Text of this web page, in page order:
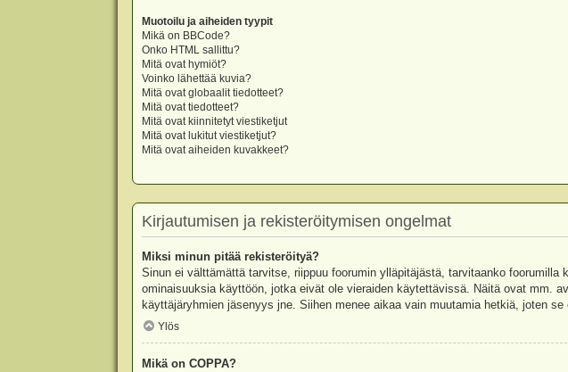
Muotoilu ja aiheiden tyypit
Mikä on BBCode?
Onko HTML sallittu?
Mitä ovat hymiöt?
Voinko lähettää kuvia?
Mitä ovat globaalit tiedotteet?
Mitä ovat tiedotteet?
Mitä ovat kiinnitetyt viestiketjut
Mitä ovat lukitut viestiketjut?
Mitä ovat aiheiden kuvakkeet?
Kirjautumisen ja rekisteröitymisen ongelmat
Miksi minun pitää rekisteröityä?
Sinun ei välttämättä tarvitse, riippuu foorumin ylläpitäjästä, tarvitaanko
ominaisuuksia käyttöön, jotka eivät ole vieraiden käytettävissä. Näitä ovat mm.
käyttäjäryhmien jäsenyys jne. Siihen menee aikaa vain muutamia hetkiä, joten se
Ylös
Mikä on COPPA?